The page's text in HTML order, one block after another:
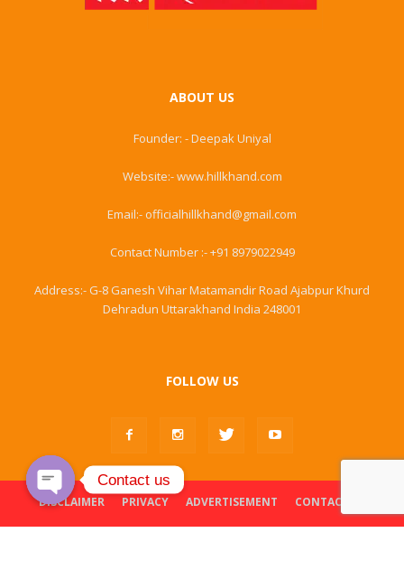
ABOUT US
Founder: - Deepak Uniyal
Website:- www.hillkhand.com
Email:- officialhillkhand@gmail.com
Contact Number :- +91 8979022949
Address:- G-8 Ganesh Vihar Matamandir Road Ajabpur Khurd
Dehradun Uttarakhand India 248001
FOLLOW US
DISCLAIMER PRIVACY ADVERTISEMENT
CONTACT US
Contact us
Open
chaty